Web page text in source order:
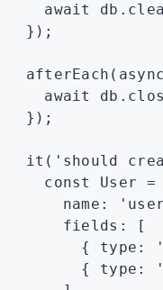
    await
db
  });
  afterEach
( async
    await
db
  });
  it
( 'should
    const
User =
      name
:
      fields
:
[
        { type
:
        { type
: